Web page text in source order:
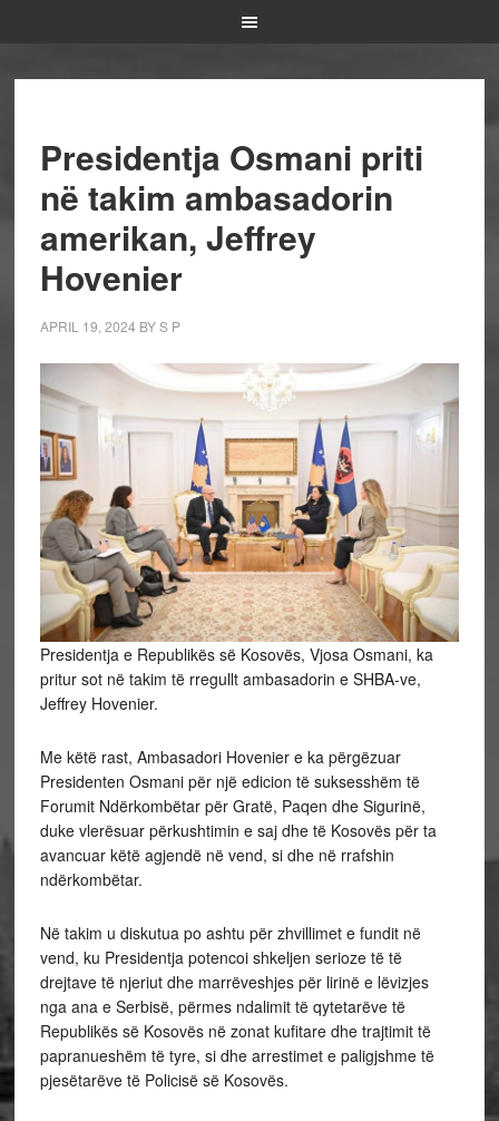
Presidentja Osmani priti
në takim ambasadorin
amerikan, Jeffrey
Hovenier
APRIL 19, 2024 BYS P
Presidentja e Republikës së Kosovës, Vjosa Osmani, ka
pritur sot në takim të rregullt ambasadorin e SHBA-ve,
Jeffrey Hovenier.
Me këtë rast, Ambasadori Hovenier e ka përgëzuar
Presidenten Osmani për një edicion të suksesshëm të
Forumit Ndërkombëtar për Gratë, Paqen dhe Sigurinë,
duke vlerësuar përkushtimin e saj dhe të Kosovës për ta
avancuar këtë agjendë në vend, si dhe në rrafshin
ndërkombëtar.
Në takim u diskutua po ashtu për zhvillimet e fundit në
vend, ku Presidentja potencoi shkeljen serioze të të
drejtave të njeriut dhe marrëveshjes për lirinë e lëvizjes
nga ana e Serbisë, përmes ndalimit të qytetarëve të
Republikës së Kosovës në zonat kufitare dhe trajtimit të
papranueshëm të tyre, si dhe arrestimet e paligjshme të
pjesëtarëve të Policisë së Kosovës.